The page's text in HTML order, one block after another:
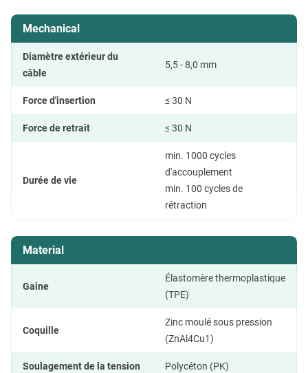
Mechanical
Diamètre extérieur du
câble
5,5 - 8,0 mm
Force d'insertion ≤ 30 N
Force de retrait ≤ 30 N
Durée de vie
min. 1000 cycles
d'accouplement
min. 100 cycles de
rétraction
Material
Gaine
Élastomère thermoplastique
(TPE)
Coquille
Zinc moulé sous pression
(ZnAl4Cu1)
Soulagement de la tension Polycéton (PK)